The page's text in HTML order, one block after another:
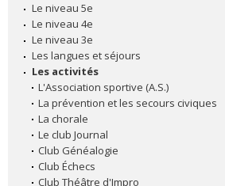
Le niveau 5e
Le niveau 4e
Le niveau 3e
Les langues et séjours
Les activités
L'Association sportive (A.S.)
La prévention et les secours civiques
La chorale
Le club Journal
Club Généalogie
Club Échecs
Club Théâtre d'Impro